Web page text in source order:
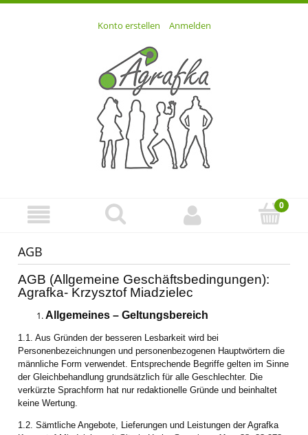
Konto erstellen Anmelden
AGB
AGB (Allgemeine Geschäftsbedingungen):
Agrafka- Krzysztof Miadzielec
Allgemeines – Geltungsbereich
1.1. Aus Gründen der besseren Lesbarkeit wird bei
Personenbezeichnungen und personenbezogenen Hauptwörtern die
männliche Form verwendet. Entsprechende Begriffe gelten im Sinne
der Gleichbehandlung grundsätzlich für alle Geschlechter. Die
verkürzte Sprachform hat nur redaktionelle Gründe und beinhaltet
keine Wertung.
1.2. Sämtliche Angebote, Lieferungen und Leistungen der Agrafka